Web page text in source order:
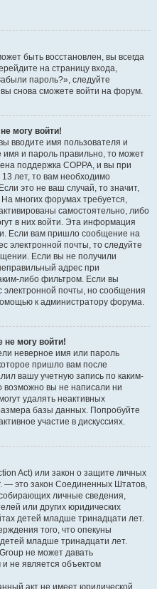
быть восстановлен, вы всегда
на страницу входа,
пароль?», следуйте
снова сможете войти на форум.
могу войти!
вводите имя пользователя и
и пароль правильно, то может
поддержка COPPA, и вы при
лет, то вам необходимо
это не ваш случай, то значит,
многих форумах требуется,
самостоятельно, либо
в них войти. Эта информация
Если вам пришло сообщение на
электронной почты, то следуйте
Если вы не получили
адрес при
либо фильтром. Если вы
электронной почты, но сообщения
к администратору форума.
не могу войти!
неверное имя или пароль
пришло вам после
вашу учетную запись по каким-
возможно вы не написали ни
удалять неактивных
базы данных. Попробуйте
участие в дискуссиях.
Act) или закон о защите личных
— это закон Соединенных Штатов,
личные сведения,
или других юридических
детей младше тринадцати лет.
того, что опекуны
младше тринадцати лет.
не может давать
не является объектом
акт не имеет юридической